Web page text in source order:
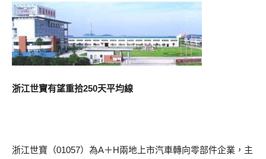
浙江世寶有望重拾250天平均線
浙江世寶（01057）為A＋H兩地上市汽車轉向零部件企業，主